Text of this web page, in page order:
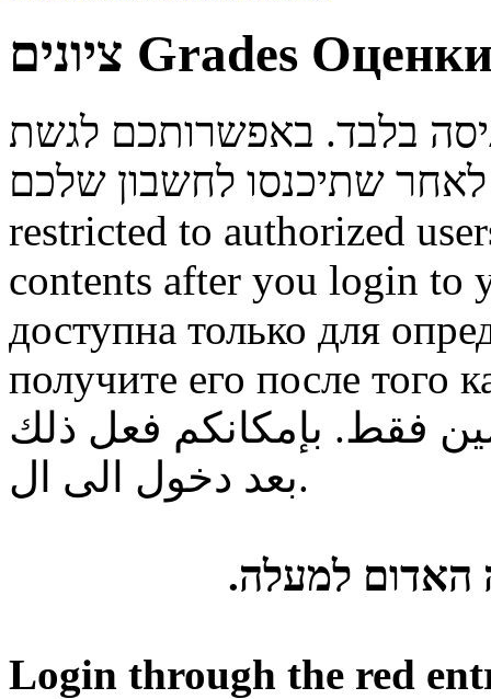
ציונים Grades
בלבד. באפשרותכם לגשת
restricted to authorized
contents after you login to
доступна только для
получите его после того
فقط. بإمكانكم فعل ذلك
بعد دخول الى ال.
האדום למעלה.
Login through the red